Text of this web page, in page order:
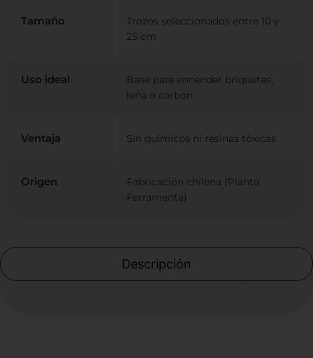
Descripción
Tamaño
Trozos seleccionados entre 10 y
25 cm
Uso ideal
Base para encender briquetas,
leña o carbón
Ventaja Sin químicos ni resinas tóxicas
Origen
Fabricación chilena (Planta
Ferramenta)